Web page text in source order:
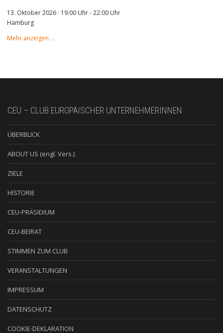
13. Oktober 2026 · 19:00 Uhr-22:00 Uhr
Hamburg
Mehr anzeigen …
CEU – CLUB EUROPÄISCHER UNTERNEHMERINNEN
ÜBERBLICK
ABOUT US (engl. Vers.)
ZIELE
HISTORIE
CEU-PRÄSIDIUM
CEU-BEIRAT
STIMMEN ZUM CLUB
VERANSTALTUNGEN
IMPRESSUM
DATENSCHUTZ
COOKIE-DEKLARATION